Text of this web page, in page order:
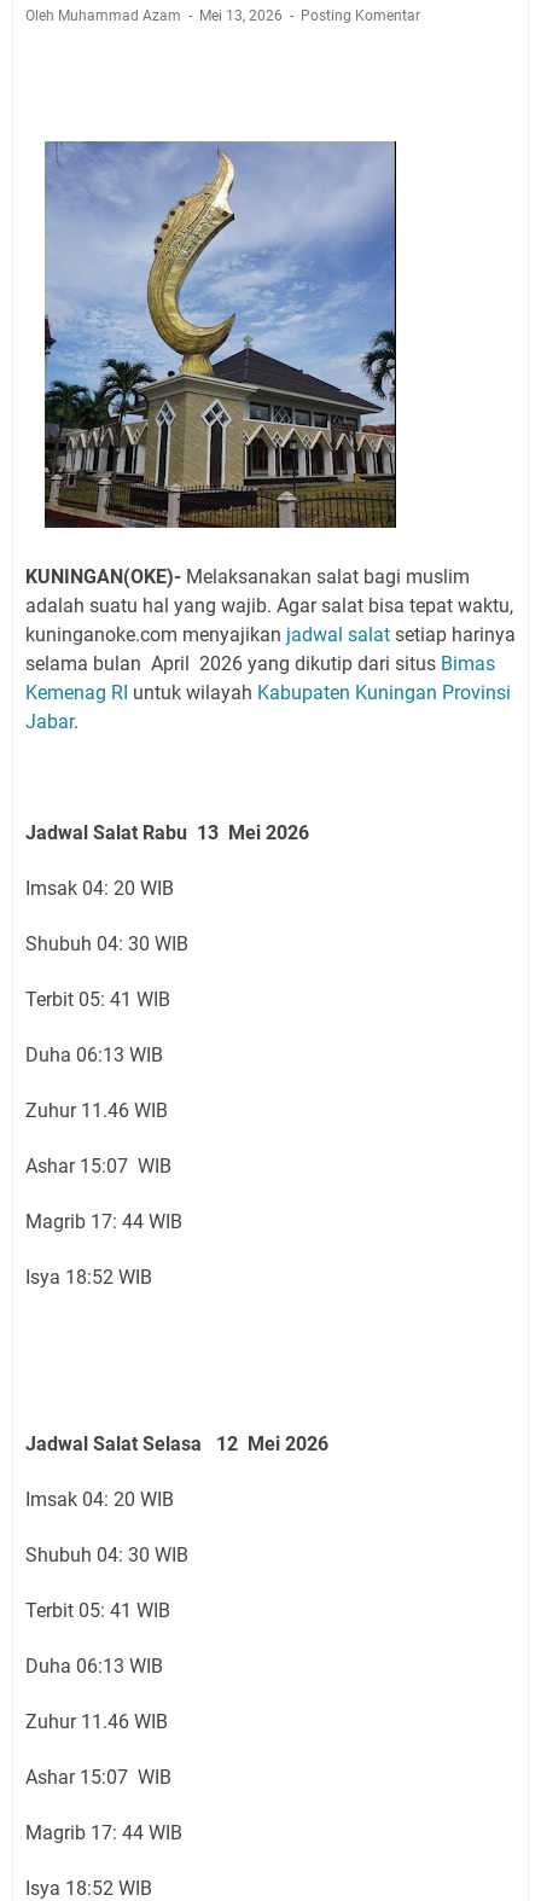
12 Ribu Liter
Uniku Jadi Tuan Rumah Pendampingan Penyusunan
Dokumen SPMI
Sudahkah Kita Merdeka Dari Hawa Nafsu?
Info Sembako di Pasar Kepuh Kuningan Kamis 6
Agustus 2026, Daging Naik, Telur Turun
Agenda Kegiatan Bupati Kuningan Jumat 7 Agustus
2026 Ada Tiga, Tapi yang Bakal Dihadiri Hanya Satu
Ini Empat Lokasi Samsat Keliling Kuningan Jumat 7
Agustus 2026
Oleh Muhammad Azam Mei 13, 2026 Posting Komentar
KUNINGAN(OKE)- Melaksanakan salat bagi muslim
adalah suatu hal yang wajib. Agar salat bisa tepat waktu,
kuninganoke.com menyajikan jadwal salat setiap harinya
selama bulan April 2026 yang dikutip dari situs Bimas
Kemenag RI untuk wilayah Kabupaten Kuningan Provinsi
Jabar.
Jadwal Salat Rabu 13 Mei 2026
Imsak 04: 20 WIB
Shubuh 04: 30 WIB
Terbit 05: 41 WIB
Duha 06:13 WIB
Zuhur 11.46 WIB
Ashar 15:07 WIB
Magrib 17: 44 WIB
Isya 18:52 WIB
Jadwal Salat Selasa 12 Mei 2026
Imsak 04: 20 WIB
Shubuh 04: 30 WIB
Terbit 05: 41 WIB
Duha 06:13 WIB
Zuhur 11.46 WIB
Ashar 15:07 WIB
Magrib 17: 44 WIB
Isya 18:52 WIB